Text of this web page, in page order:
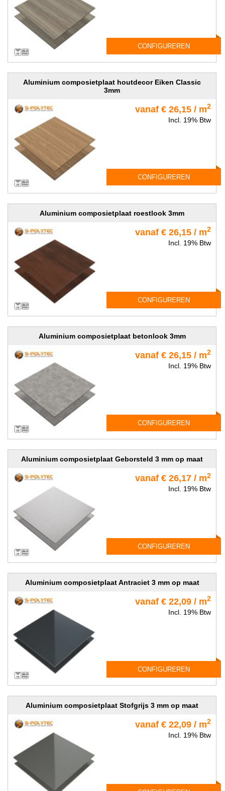
CONFIGUREREN
Aluminium composietplaat houtdecor Eiken Classic
3mm
vanaf € 26,15 / m2
Incl. 19% Btw
CONFIGUREREN
Aluminium composietplaat roestlook 3mm
vanaf € 26,15 / m2
Incl. 19% Btw
CONFIGUREREN
Aluminium composietplaat betonlook 3mm
vanaf € 26,15 / m2
Incl. 19% Btw
CONFIGUREREN
Aluminium composietplaat Geborsteld 3 mm op maat
vanaf € 26,17 / m2
Incl. 19% Btw
CONFIGUREREN
Aluminium composietplaat Antraciet 3 mm op maat
vanaf € 22,09 / m2
Incl. 19% Btw
CONFIGUREREN
Aluminium composietplaat Stofgrijs 3 mm op maat
vanaf € 22,09 / m2
Incl. 19% Btw